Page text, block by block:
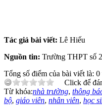
Tác giả bài viết: Lê Hiếu
Nguồn tin: Trường THPT số
Tổng số điểm của bài viết là:
Click để
Từ khóa:nhà trường, thông
bộ, giáo viên, nhân viên, học